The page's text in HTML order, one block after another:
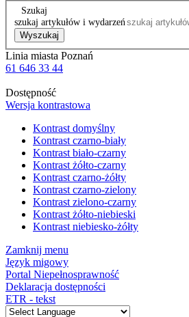
Szukaj
szukaj artykułów i wydarzeń
Wyszukaj
Linia miasta Poznań
61 646 33 44
Dostępność
Wersja kontrastowa
Kontrast domyślny
Kontrast czarno-biały
Kontrast biało-czarny
Kontrast żółto-czarny
Kontrast czarno-żółty
Kontrast czarno-zielony
Kontrast zielono-czarny
Kontrast żółto-niebieski
Kontrast niebiesko-żółty
Zamknij menu
Język migowy
Portal Niepełnosprawność
Deklaracja dostępności
ETR - tekst